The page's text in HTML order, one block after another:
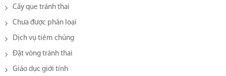
Cấy que tránh thai
Chưa được phân loại
Dịch vụ tiêm chủng
Đặt vòng tránh thai
Giáo dục giới tính